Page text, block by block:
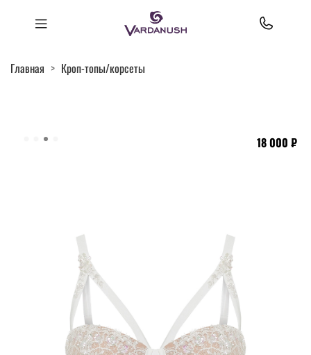
Главная Кроп-топы/корсеты
18 000 ₽